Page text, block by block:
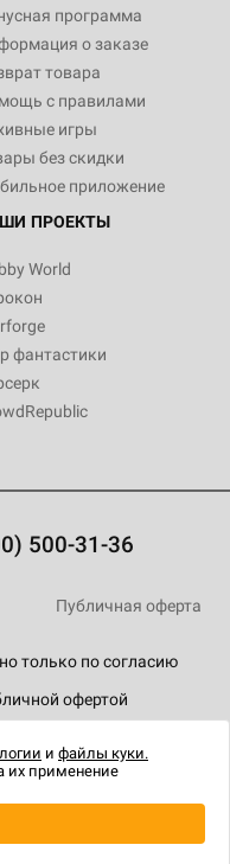
программа
о заказе
товара
с правилами
игры
без скидки
приложение
ПРОЕКТЫ
World
фантастики
500-31-36
только по согласию
офертой
Публичная оферта
и файлы куки.
их применение